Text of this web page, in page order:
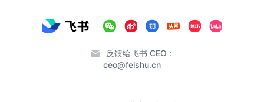
反馈给飞书 CEO：
ceo@feishu.cn